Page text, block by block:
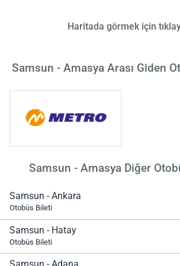
Haritada görmek için
Samsun - Amasya Arası Giden
Samsun - Amasya Diğer
Samsun - Ankara
Otobüs Bileti
Samsun - Hatay
Otobüs Bileti